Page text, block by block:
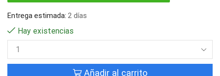
Entrega estimada: 2 días
Hay existencias
Añadir al carrito